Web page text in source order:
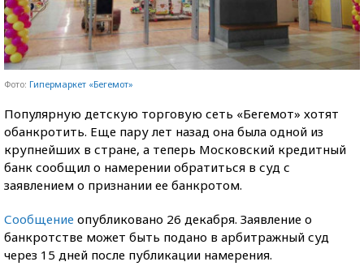
Фото: Гипермаркет «Бегемот»
Популярную детскую торговую сеть «Бегемот» хотят
обанкротить. Еще пару лет назад она была одной из
крупнейших в стране, а теперь Московский кредитный
банк сообщил о намерении обратиться в суд с
заявлением о признании ее банкротом.
Сообщение опубликовано 26 декабря. Заявление о
банкротстве может быть подано в арбитражный суд
через 15 дней после публикации намерения.